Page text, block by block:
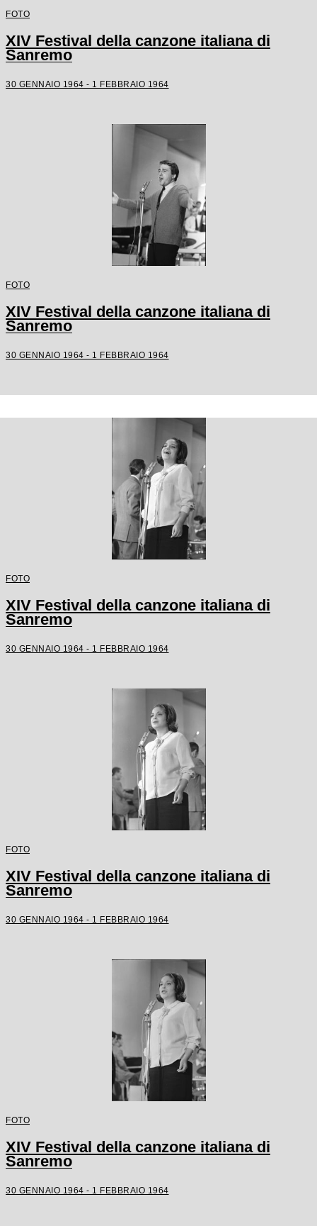
FOTO
XIV Festival della canzone italiana di
Sanremo
30 GENNAIO 1964 - 1 FEBBRAIO 1964
FOTO
XIV Festival della canzone italiana di
Sanremo
30 GENNAIO 1964 - 1 FEBBRAIO 1964
FOTO
XIV Festival della canzone italiana di
Sanremo
30 GENNAIO 1964 - 1 FEBBRAIO 1964
FOTO
XIV Festival della canzone italiana di
Sanremo
30 GENNAIO 1964 - 1 FEBBRAIO 1964
FOTO
XIV Festival della canzone italiana di
Sanremo
30 GENNAIO 1964 - 1 FEBBRAIO 1964